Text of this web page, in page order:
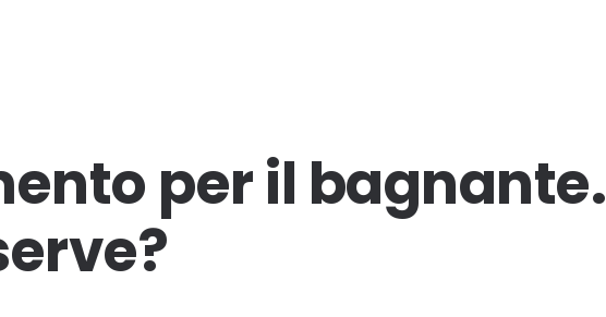
per il bagnante.